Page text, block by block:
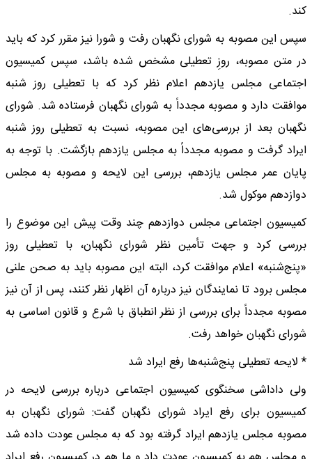
کند.
سپس این مصوبه به شورای نگهبان رفت و شورا نیز مقرر کرد که باید
در متن مصوبه، روزِ تعطیلی مشخص شده باشد، سپس کمیسیون
اجتماعی مجلس یازدهم اعلام نظر کرد که با تعطیلی روز شنبه
موافقت دارد و مصوبه مجدداً به شورای نگهبان فرستاده شد. شورای
نگهبان بعد از بررسی‌های این مصوبه، نسبت به تعطیلی روز شنبه
ایراد گرفت و مصوبه مجدداً به مجلس یازدهم بازگشت. با توجه به
پایان عمر مجلس یازدهم، بررسی این لایحه و مصوبه به مجلس
دوازدهم موکول شد.
کمیسیون اجتماعی مجلس دوازدهم چند وقت پیش این موضوع را
بررسی کرد و جهت تأمین نظر شورای نگهبان، با تعطیلی روز
«پنج‌شنبه» اعلام موافقت کرد، البته این مصوبه باید به صحن علنی
مجلس برود تا نمایندگان نیز درباره آن اظهار نظر کنند، پس از آن نیز
مصوبه مجدداً برای بررسی از نظر انطباق با شرع و قانون اساسی به
شورای نگهبان خواهد رفت.
* لایحه تعطیلی پنج‌شنبه‌ها رفع ایراد شد
ولی داداشی سخنگوی کمیسیون اجتماعی درباره بررسی لایحه در
کمیسیون برای رفع ایراد شورای نگهبان گفت: شورای نگهبان به
مصوبه مجلس یازدهم ایراد گرفته بود که به مجلس عودت داده شد